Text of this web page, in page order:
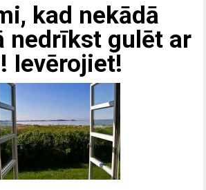
kad nekādā
nedrīkst gulēt ar
Ievērojiet!